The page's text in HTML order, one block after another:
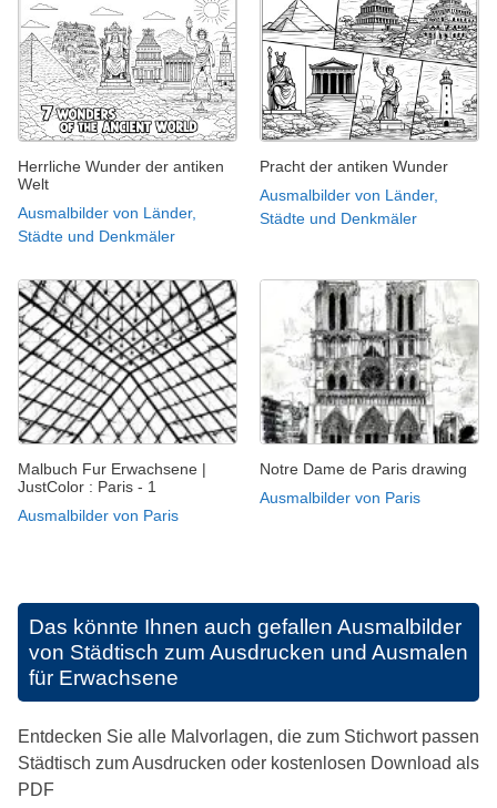
Herrliche Wunder der antiken
Welt
Ausmalbilder von Länder,
Städte und Denkmäler
Pracht der antiken Wunder
Ausmalbilder von Länder,
Städte und Denkmäler
Malbuch Fur Erwachsene |
JustColor : Paris - 1
Ausmalbilder von Paris
Notre Dame de Paris drawing
Ausmalbilder von Paris
Das könnte Ihnen auch gefallen Ausmalbilder
von Städtisch zum Ausdrucken und Ausmalen
für Erwachsene
Entdecken Sie alle Malvorlagen, die zum Stichwort passen
Städtisch zum Ausdrucken oder kostenlosen Download als
PDF